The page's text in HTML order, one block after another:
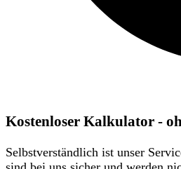
Kostenloser Kalkulator -
Selbstverständlich ist unser